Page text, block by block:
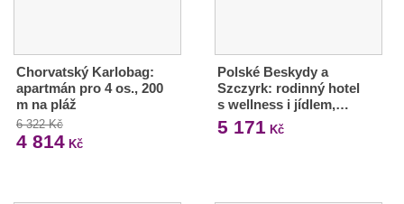
Chorvatský Karlobag:
apartmán pro 4 os., 200
m na pláž
6 322 Kč
4 814 Kč
Polské Beskydy a
Szczyrk: rodinný hotel
s wellness i jídlem,…
5 171 Kč